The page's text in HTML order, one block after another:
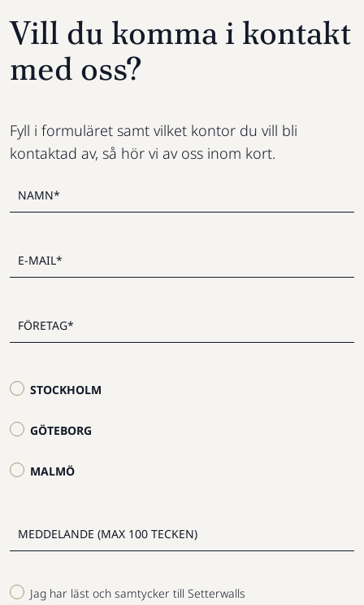
STOCKHOLM
GÖTEBORG
MALMÖ
Jag har läst och samtycker till Setterwalls
Vill du komma i kontakt
med oss?
Fyll i formuläret samt vilket kontor du vill bli
kontaktad av, så hör vi av oss inom kort.